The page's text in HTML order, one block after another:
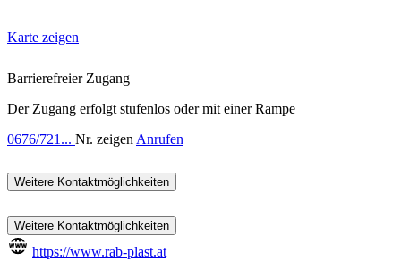
Karte zeigen
Barrierefreier Zugang
Der Zugang erfolgt stufenlos oder mit einer Rampe
0676/721... Nr. zeigen Anrufen
Weitere Kontaktmöglichkeiten
Weitere Kontaktmöglichkeiten
https://www.rab-plast.at